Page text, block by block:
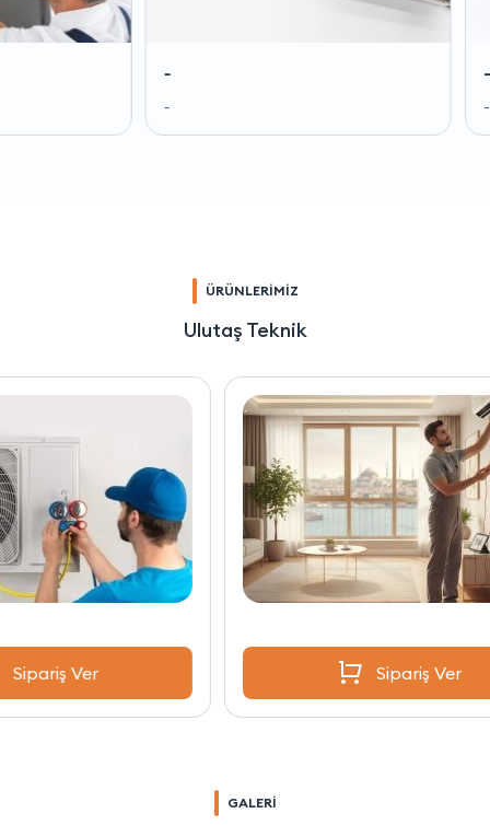
ÜRÜNLERİMİZ
Ulutaş Teknik
GALERİ